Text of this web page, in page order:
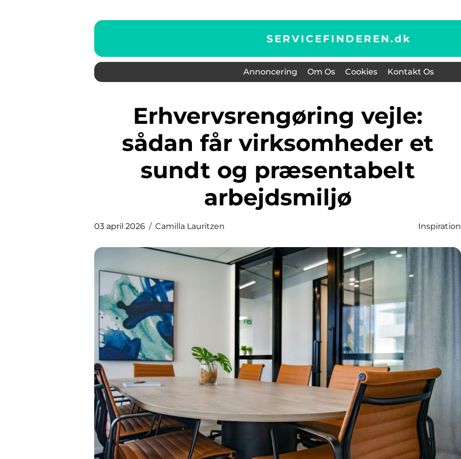
SERVICEFINDEREN.dk
Annoncering Om Os Cookies Kontakt Os
Erhvervsrengøring vejle:
sådan får virksomheder et
sundt og præsentabelt
arbejdsmiljø
03 april 2026 Camilla Lauritzen Inspiration